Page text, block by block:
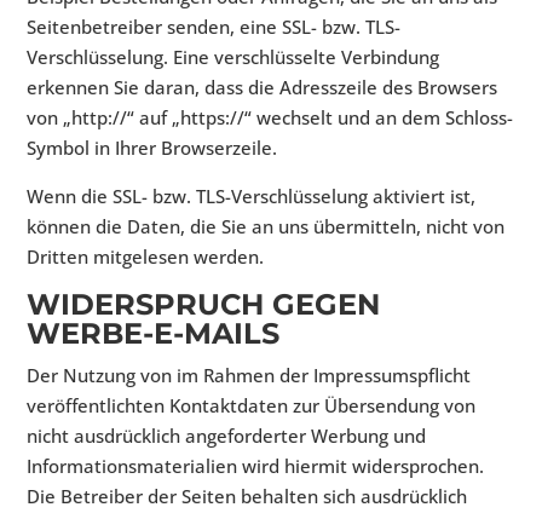
Seitenbetreiber senden, eine SSL- bzw. TLS-
Verschlüsselung. Eine verschlüsselte Verbindung
erkennen Sie daran, dass die Adresszeile des Browsers
von „http://“ auf „https://“ wechselt und an dem Schloss-
Symbol in Ihrer Browserzeile.
Wenn die SSL- bzw. TLS-Verschlüsselung aktiviert ist,
können die Daten, die Sie an uns übermitteln, nicht von
Dritten mitgelesen werden.
WIDERSPRUCH GEGEN
WERBE-E-MAILS
Der Nutzung von im Rahmen der Impressumspflicht
veröffentlichten Kontaktdaten zur Übersendung von
nicht ausdrücklich angeforderter Werbung und
Informationsmaterialien wird hiermit widersprochen.
Die Betreiber der Seiten behalten sich ausdrücklich